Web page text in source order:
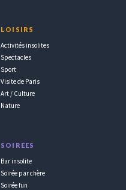
LOISIRS
Activités insolites
Spectacles
Sport
Visite de Paris
Art / Culture
Nature
SOIRÉES
Bar insolite
Soirée par chère
Soirée fun